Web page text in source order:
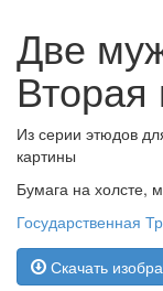
Две
Вторая
Из серии этюдов
картины
Бумага на холсте,
Государственная
Скачать